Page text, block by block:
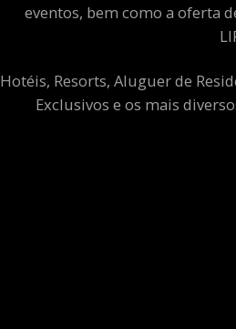
eventos, bem como a oferta
Hotéis, Resorts, Aluguer de
Exclusivos e os mais